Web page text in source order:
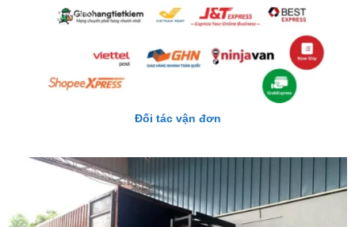
Đối tác vận đơn